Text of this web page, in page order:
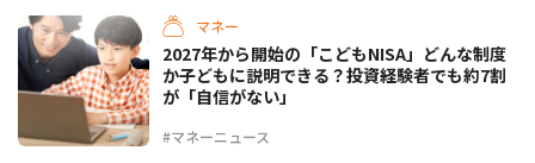
マネー
#マネーニュース
2027年から開始の「こどもNISA」どんな制度
か子どもに説明できる？投資経験者でも約7割
が「自信がない」